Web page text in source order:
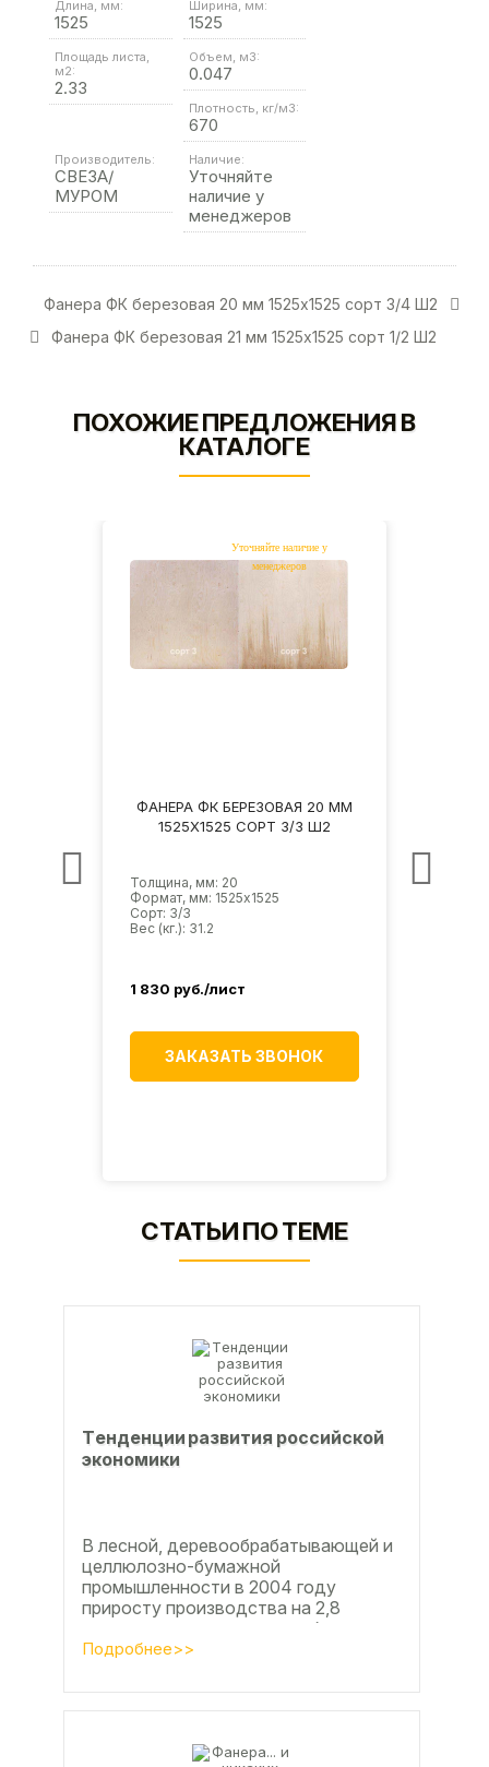
Длина, мм:
1525
Ширина, мм:
1525
Площадь листа,
м2:
2.33
Объем, м3:
0.047
Плотность, кг/м3:
670
Производитель:
СВЕЗА/
МУРОМ
Наличие:
Уточняйте
наличие у
менеджеров
Фанера ФК березовая 20 мм 1525х1525 сорт 3/4 Ш2
Фанера ФК березовая 21 мм 1525х1525 сорт 1/2 Ш2
ПОХОЖИЕ ПРЕДЛОЖЕНИЯ В
КАТАЛОГЕ
ФАНЕРА ФК БЕРЕЗОВАЯ 20 ММ
1525Х1525 СОРТ 3/3 Ш2
Толщина, мм: 20
Формат, мм: 1525х1525
Сорт: 3/3
Вес (кг.): 31.2
1 830 руб./лист
ЗАКАЗАТЬ ЗВОНОК
СТАТЬИ ПО ТЕМЕ
Тeндeнции paзвития poccийcкoй
экoнoмики
В лесной, деревообрабатывающей и
целлюлозно-бумажной
промышленности в 2004 году
приросту производства на 2,8
процента во многом способствовали
развитие тех подотраслей,
Подробнее>>